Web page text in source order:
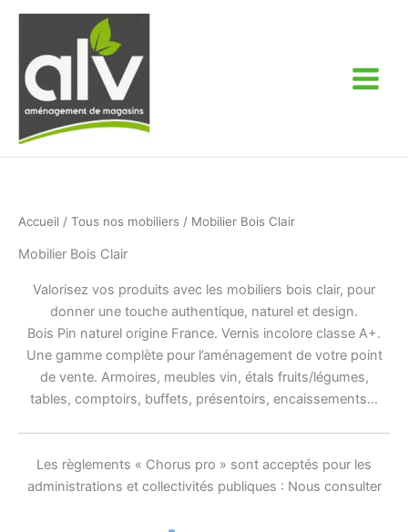
Aller
contenu
Accueil / Tous nos mobiliers / Mobilier Bois Clair
Mobilier Bois Clair
Valorisez vos produits avec les mobiliers bois clair, pour
donner une touche authentique, naturel et design.
Bois Pin naturel origine France. Vernis incolore classe A+.
Une gamme complète pour l’aménagement de votre point
de vente. Armoires, meubles vin, étals fruits/légumes,
tables, comptoirs, buffets, présentoirs, encaissements…
Les règlements « Chorus pro » sont acceptés pour les
administrations et collectivités publiques : Nous consulter